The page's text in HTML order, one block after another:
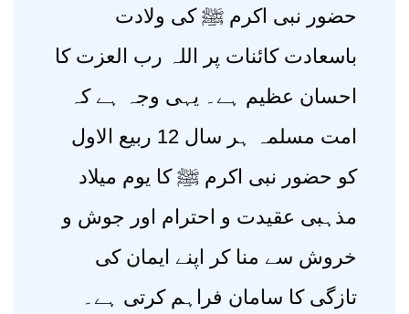
حضور نبی اکرم ﷺ کی ولادت
باسعادت کائنات پر اللہ رب العزت کا
احسان عظیم ہے۔ یہی وجہ ہے کہ
امت مسلمہ ہر سال 12 ربیع الاول
کو حضور نبی اکرم ﷺ کا یوم میلاد
مذہبی عقیدت و احترام اور جوش و
خروش سے منا کر اپنے ایمان کی
تازگی کا سامان فراہم کرتی ہے۔